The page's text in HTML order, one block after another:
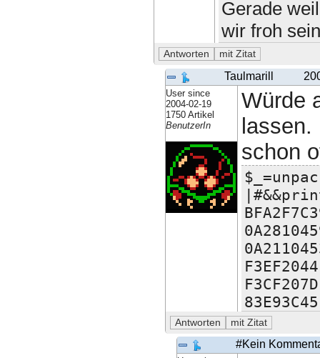
Gerade
wir froh
Taulmarill
User since
2004-02-19
1750 Artikel
BenutzerIn
Würde
schon
#Kein